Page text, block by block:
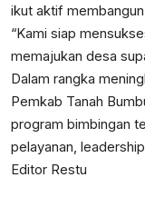
ikut aktif
“Kami siap
memajukan desa
Dalam rangka
Pemkab Tanah
program bimbingan
pelayanan,
Editor Restu